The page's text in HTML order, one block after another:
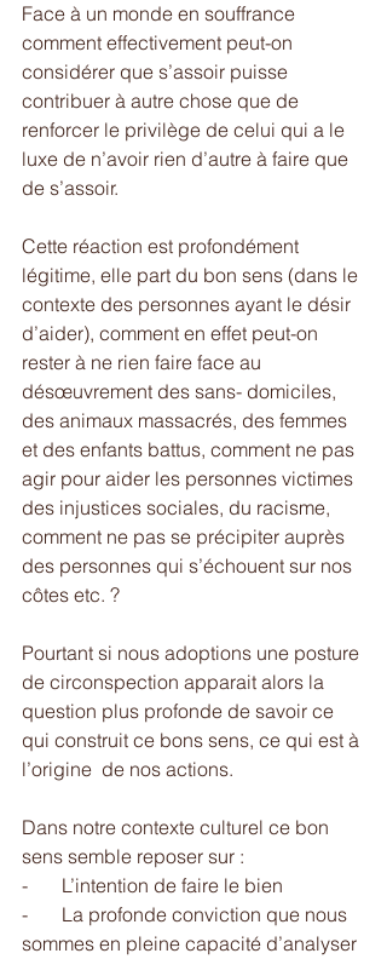
Face à un monde en souffrance
comment effectivement peut-on
considérer que s’assoir puisse
contribuer à autre chose que de
renforcer le privilège de celui qui a le
luxe de n’avoir rien d’autre à faire que
de s’assoir.
Cette réaction est profondément
légitime, elle part du bon sens (dans le
contexte des personnes ayant le désir
d’aider), comment en effet peut-on
rester à ne rien faire face au
désœuvrement des sans- domiciles,
des animaux massacrés, des femmes
et des enfants battus, comment ne pas
agir pour aider les personnes victimes
des injustices sociales, du racisme,
comment ne pas se précipiter auprès
des personnes qui s’échouent sur nos
côtes etc. ?
Pourtant si nous adoptions une posture
de circonspection apparait alors la
question plus profonde de savoir ce
qui construit ce bons sens, ce qui est à
l’origine  de nos actions.
Dans notre contexte culturel ce bon
sens semble reposer sur :
-       L’intention de faire le bien
-       La profonde conviction que nous
sommes en pleine capacité d’analyser